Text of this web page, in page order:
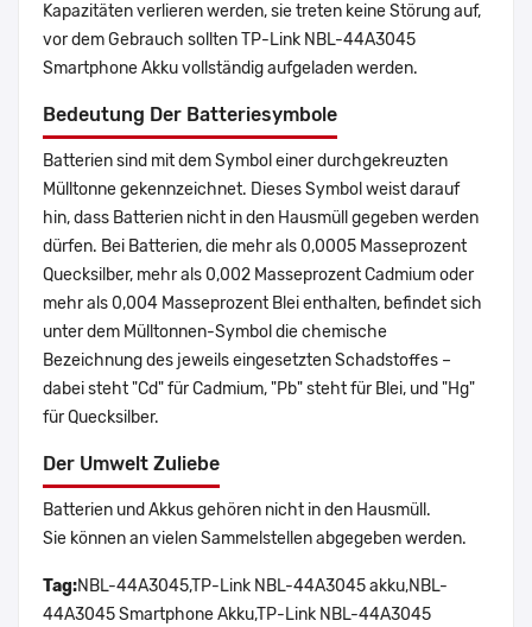
Kapazitäten verlieren werden, sie treten keine Störung auf,
vor dem Gebrauch sollten TP-Link NBL-44A3045
Smartphone Akku vollständig aufgeladen werden.
Bedeutung Der Batteriesymbole
Batterien sind mit dem Symbol einer durchgekreuzten
Mülltonne gekennzeichnet. Dieses Symbol weist darauf
hin, dass Batterien nicht in den Hausmüll gegeben werden
dürfen. Bei Batterien, die mehr als 0,0005 Masseprozent
Quecksilber, mehr als 0,002 Masseprozent Cadmium oder
mehr als 0,004 Masseprozent Blei enthalten, befindet sich
unter dem Mülltonnen-Symbol die chemische
Bezeichnung des jeweils eingesetzten Schadstoffes –
dabei steht "Cd" für Cadmium, "Pb" steht für Blei, und "Hg"
für Quecksilber.
Der Umwelt Zuliebe
Batterien und Akkus gehören nicht in den Hausmüll.
Sie können an vielen Sammelstellen abgegeben werden.
Tag:NBL-44A3045,TP-Link NBL-44A3045 akku,NBL-
44A3045 Smartphone Akku,TP-Link NBL-44A3045